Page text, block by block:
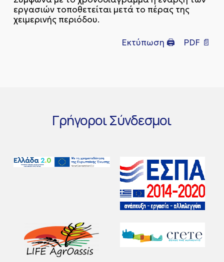
εργασιών τοποθετείται μετά το πέρας της
χειμερινής περιόδου.
Εκτύπωση 🖨 PDF 📄
ΓρήγοροιΣύνδεσμοι